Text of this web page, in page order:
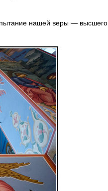
нашей веры — высшего